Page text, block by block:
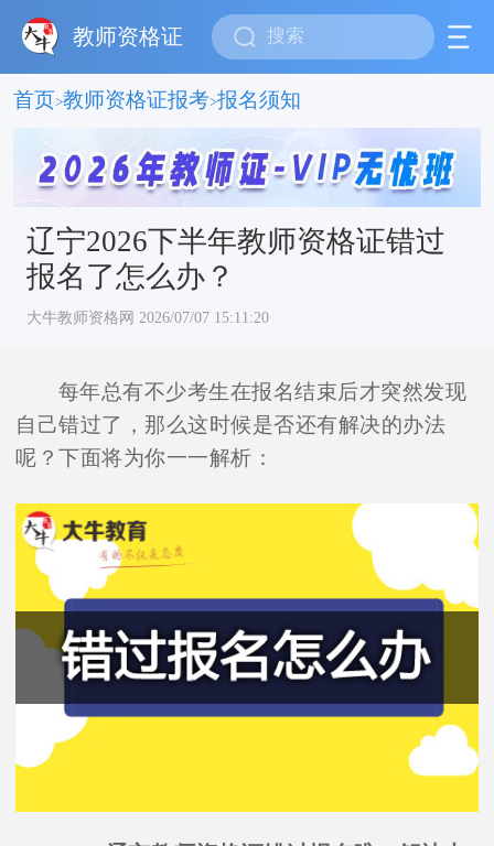
教师资格证
首页>教师资格证报考>报名须知
辽宁2026下半年教师资格证错过
报名了怎么办？
大牛教师资格网 2026/07/07 15:11:20
每年总有不少考生在报名结束后才突然发现
自己错过了，那么这时候是否还有解决的办法
呢？下面将为你一一解析：